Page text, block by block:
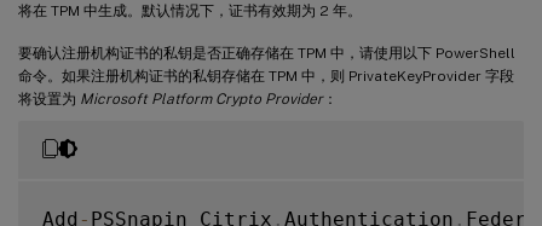
将在 TPM 中生成。默认情况下，证书有效期为 2 年。
要确认注册机构证书的私钥是否正确存储在 TPM 中，请使用以下 PowerShell
命令。如果注册机构证书的私钥存储在 TPM 中，则 PrivateKeyProvider 字段
将设置为 Microsoft Platform Crypto Provider：
Add - PSSnapin Citrix . Authentication .